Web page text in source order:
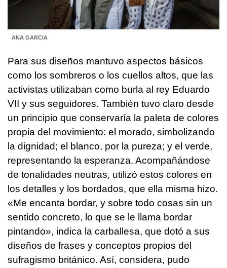
ANA GARCIA
Para sus diseños mantuvo aspectos básicos
como los sombreros o los cuellos altos, que las
activistas utilizaban como burla al rey Eduardo
VII y sus seguidores. También tuvo claro desde
un principio que conservaría la paleta de colores
propia del movimiento: el morado, simbolizando
la dignidad; el blanco, por la pureza; y el verde,
representando la esperanza. Acompañándose
de tonalidades neutras, utilizó estos colores en
los detalles y los bordados, que ella misma hizo.
«Me encanta bordar, y sobre todo cosas sin un
sentido concreto, lo que se le llama bordar
pintando», indica la carballesa, que dotó a sus
diseños de frases y conceptos propios del
sufragismo británico. Así, considera, pudo